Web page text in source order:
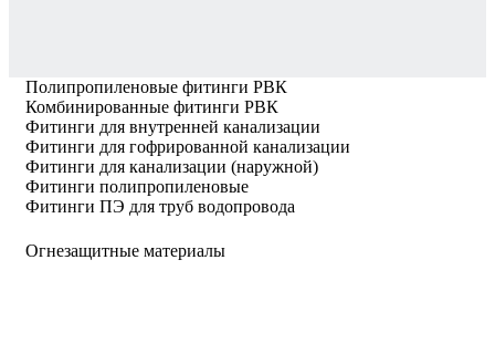
Полипропиленовые фитинги РВК
Комбинированные фитинги РВК
Фитинги для внутренней канализации
Фитинги для гофрированной канализации
Фитинги для канализации (наружной)
Фитинги полипропиленовые
Фитинги ПЭ для труб водопровода
Огнезащитные материалы